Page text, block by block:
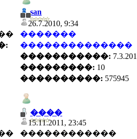
san
26.7.2010, 9:34
�������
��������������
�����������:
���������: 10
����������: 575945
����
15.11.2011, 23:45
������������